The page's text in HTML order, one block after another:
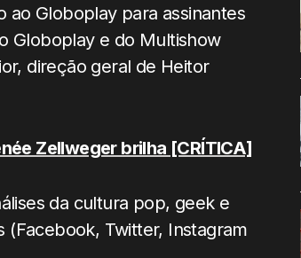
ao Globoplay para assinantes
Globoplay e do Multishow
direção geral de Heitor
Zellweger brilha [CRÍTICA]
da cultura pop, geek e
(Facebook, Twitter, Instagram